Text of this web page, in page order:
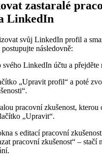
zastaralé
LinkedIn
svůj LinkedIn profil a
následovně:
svého LinkedIn účtu a
„Upravit profil“ a poté
pracovní zkušenost, kterou
„Upravit“.
s editací pracovní
pracovní zkušenost“ – stačí